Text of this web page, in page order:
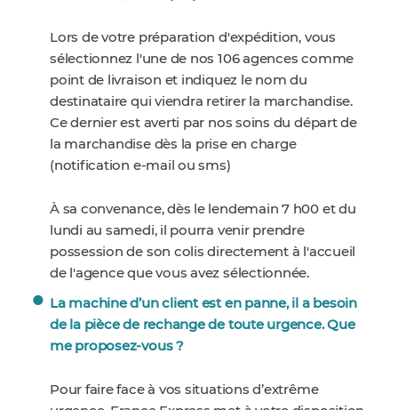
Lors de votre préparation d'expédition, vous
sélectionnez l'une de nos 106 agences comme
point de livraison et indiquez le nom du
destinataire qui viendra retirer la marchandise.
Ce dernier est averti par nos soins du départ de
la marchandise dès la prise en charge
(notification e-mail ou sms)
À sa convenance, dès le lendemain 7 h00 et du
lundi au samedi, il pourra venir prendre
possession de son colis directement à l'accueil
de l'agence que vous avez sélectionnée.
La machine d’un client est en panne, il a besoin
de la pièce de rechange de toute urgence. Que
me proposez-vous ?
Pour faire face à vos situations d’extrême